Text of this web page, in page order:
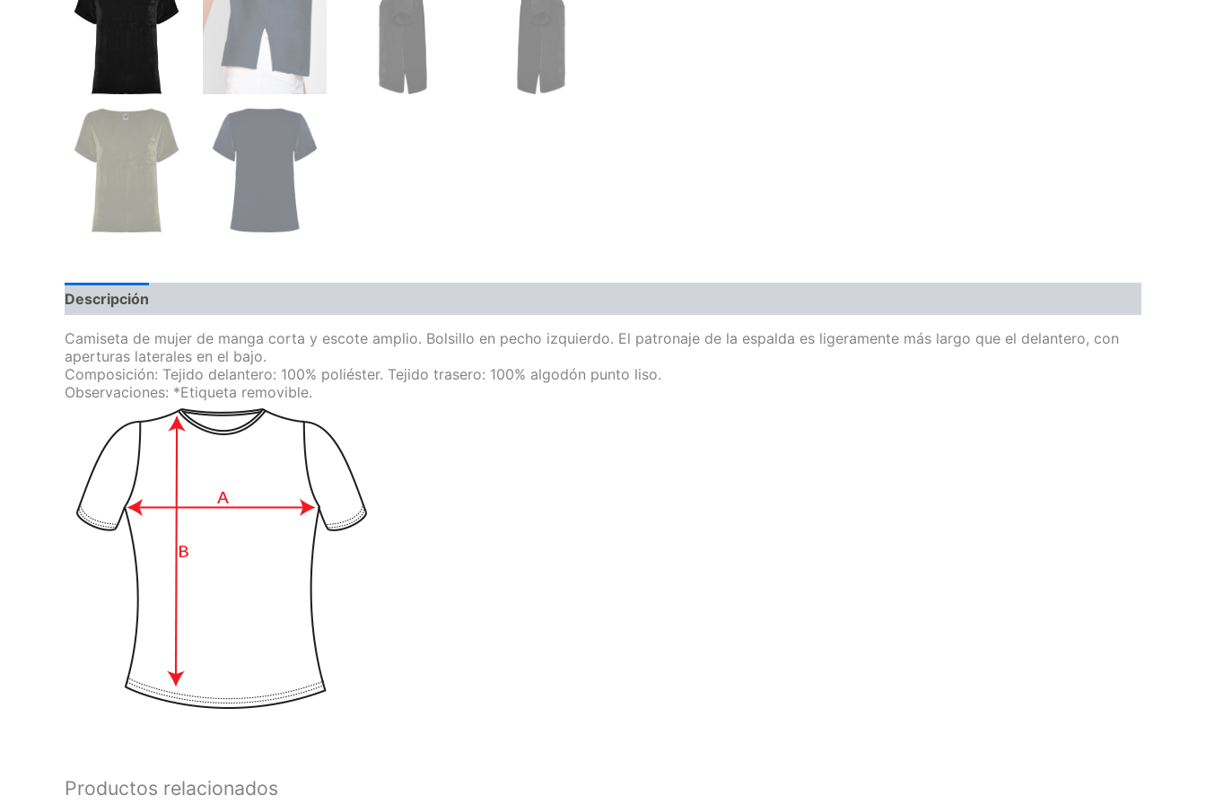
Descripción
Camiseta de mujer de manga corta y escote amplio. Bolsillo en pecho izquierdo. El patronaje de la espalda es ligeramente más largo que el delantero, con
aperturas laterales en el bajo.
Composición: Tejido delantero: 100% poliéster. Tejido trasero: 100% algodón punto liso.
Observaciones: *Etiqueta removible.
Productos relacionados